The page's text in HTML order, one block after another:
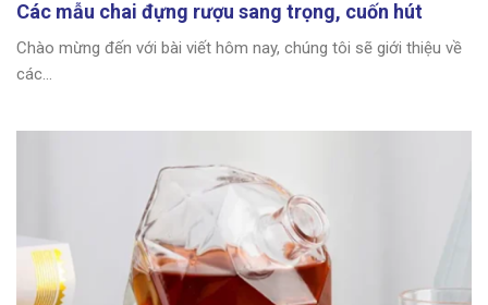
Các mẫu chai đựng rượu sang trọng, cuốn hút
Chào mừng đến với bài viết hôm nay, chúng tôi sẽ giới thiệu về
các...